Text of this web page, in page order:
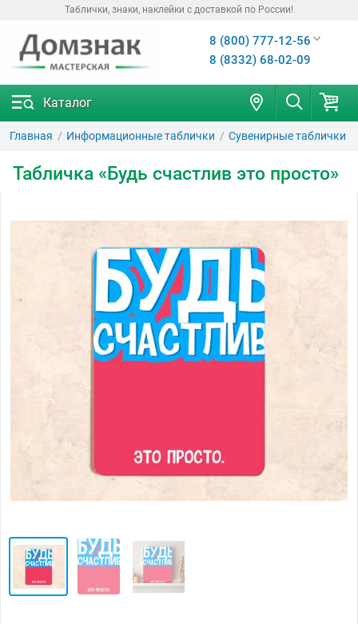
Таблички, знаки, наклейки с доставкой по России!
8 (800) 777-12-56
8 (8332) 68-02-09
Каталог
Главная Информационные таблички Сувенирные таблички
Табличка «Будь счастлив это просто»